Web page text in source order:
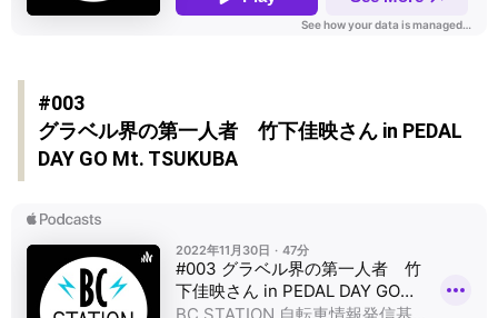
#003
グラベル界の第一人者 竹下佳映さん in PEDAL
DAY GO Mt. TSUKUBA